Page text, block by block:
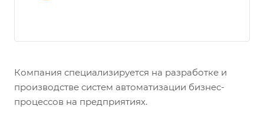
Компания специализируется на разработке и
производстве систем автоматизации бизнес-
процессов на предприятиях.